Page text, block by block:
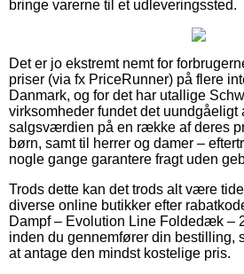
bringe varerne til et udleveringssted.
Det er jo ekstremt nemt for
priser (via fx PriceRunner) på flere
Danmark, og for det har utallige
virksomheder fundet det
salgsværdien på en række af deres
børn, samt til herrer og damer –
nogle gange garantere fragt uden
Trods dette kan det trods alt være
diverse online butikker efter
Dampf – Evolution Line Foldedæk –
inden du gennemfører din bestilling,
at antage den mindst kostelige pris.